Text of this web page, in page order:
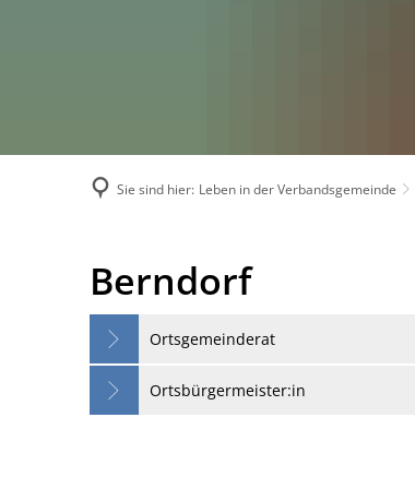
Sie sind hier: Leben in der Verbandsgemeinde
Berndorf-
Wahlen
Berndorf
Ortsgemeinderat
Ortsbürgermeister:in